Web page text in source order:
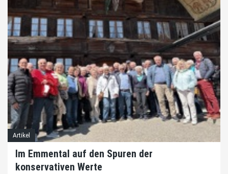
Artikel
Im Emmental auf den Spuren der
konservativen Werte